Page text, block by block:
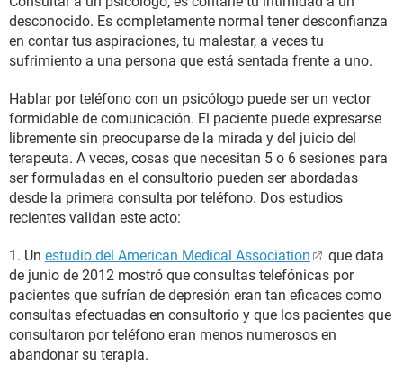
desconocido. Es completamente normal tener desconfianza
en contar tus aspiraciones, tu malestar, a veces tu
sufrimiento a una persona que está sentada frente a uno.
Hablar por teléfono con un psicólogo puede ser un vector
formidable de comunicación. El paciente puede expresarse
libremente sin preocuparse de la mirada y del juicio del
terapeuta. A veces, cosas que necesitan 5 o 6 sesiones para
ser formuladas en el consultorio pueden ser abordadas
desde la primera consulta por teléfono. Dos estudios
recientes validan este acto:
1. Un estudio del American Medical Association
que data
de junio de 2012 mostró que consultas telefónicas por
pacientes que sufrían de depresión eran tan eficaces como
consultas efectuadas en consultorio y que los pacientes que
consultaron por teléfono eran menos numerosos en
abandonar su terapia.